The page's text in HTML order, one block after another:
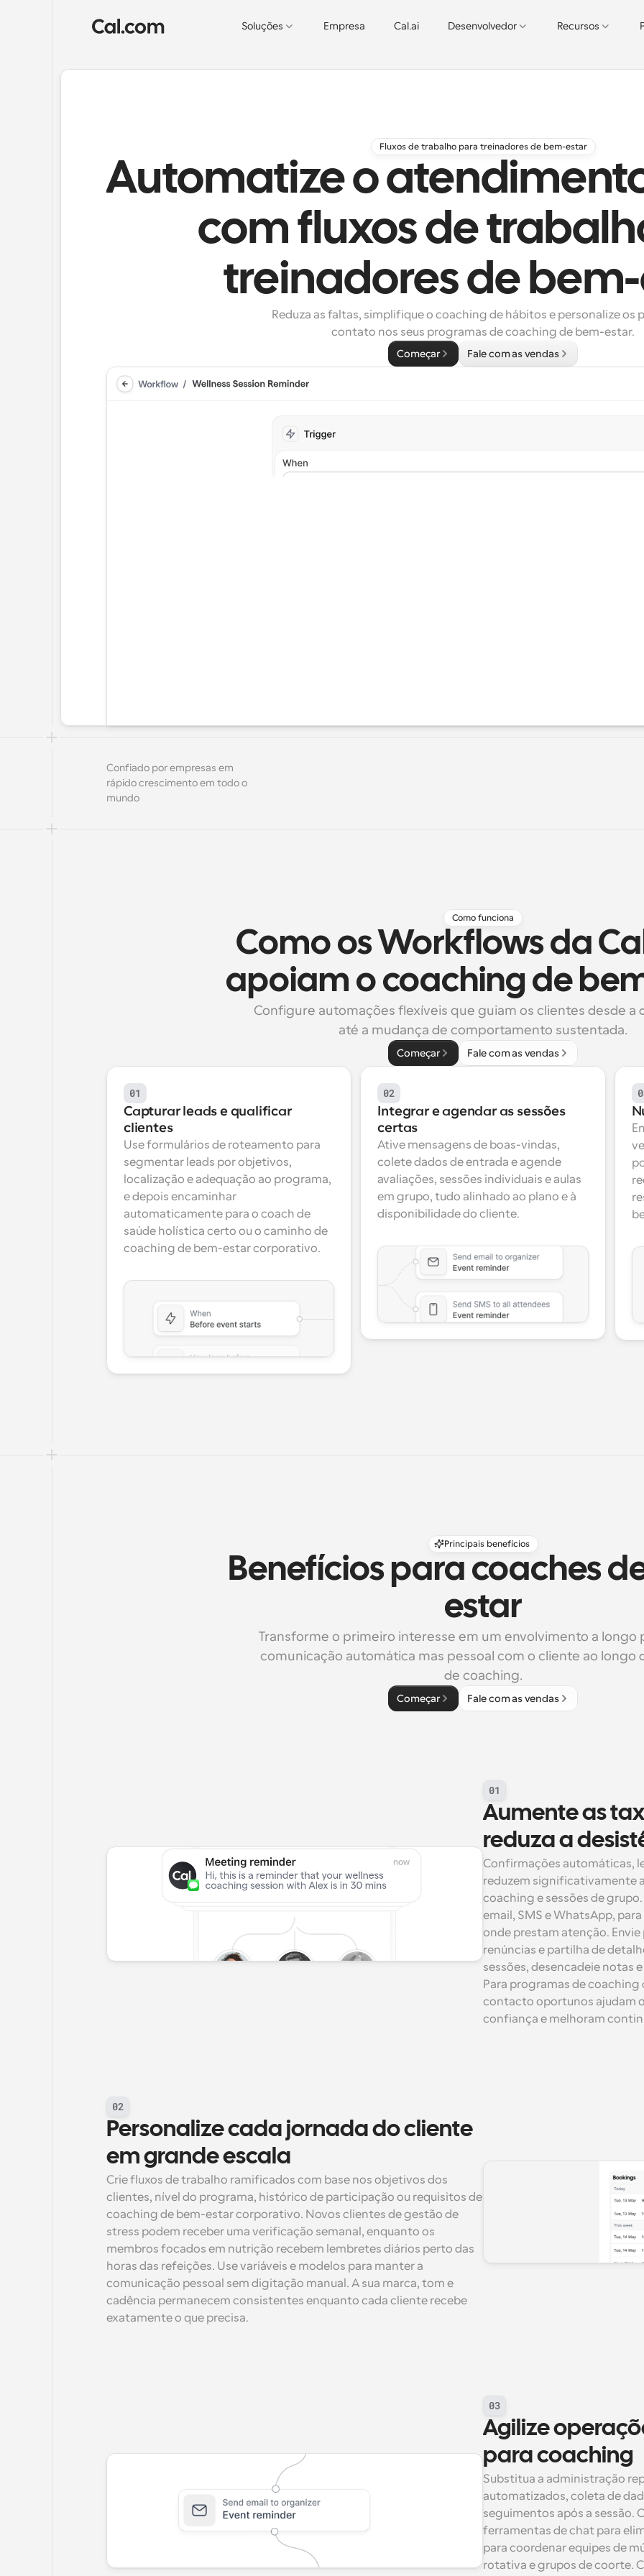
Soluções Empresa Cal.ai Desenvolvedor Recursos
Fluxos de trabalho para treinadores de bem-estar
Automatize o
com fluxos de
treinadores de
Reduza as faltas, simplifique o coaching de hábitos e personalize os
contato nos seus programas de coaching de bem-estar.
Começar Fale com as vendas
Confiado por empresas em
rápido crescimento em todo o
mundo
Como funciona
Como os Workflows da
apoiam o coaching de
Configure automações flexíveis que guiam os clientes desde a
até a mudança de comportamento sustentada.
Começar Fale com as vendas
01
Capturar leads e qualificar
clientes
Use formulários de roteamento para
segmentar leads por objetivos,
localização e adequação ao programa,
e depois encaminhar
automaticamente para o coach de
saúde holística certo ou o caminho de
coaching de bem-estar corporativo.
02
Integrar e agendar as sessões
certas
Ative mensagens de boas-vindas,
colete dados de entrada e agende
avaliações, sessões individuais e aulas
em grupo, tudo alinhado ao plano e à
disponibilidade do cliente.
Principais benefícios
Benefícios para coaches
estar
Transforme o primeiro interesse em um envolvimento a longo
comunicação automática mas pessoal com o cliente ao longo
de coaching.
Começar Fale com as vendas
01
Aumente as
reduza a
Confirmações automáticas,
reduzem significativamente
coaching e sessões de
email, SMS e WhatsApp,
onde prestam atenção.
renúncias e partilha de
sessões, desencadeie notas
Para programas de
contacto oportunos ajudam
confiança e melhoram
02
Personalize cada jornada do cliente
em grande escala
Crie fluxos de trabalho ramificados com base nos objetivos dos
clientes, nível do programa, histórico de participação ou requisitos de
coaching de bem-estar corporativo. Novos clientes de gestão de
stress podem receber uma verificação semanal, enquanto os
membros focados em nutrição recebem lembretes diários perto das
horas das refeições. Use variáveis e modelos para manter a
comunicação pessoal sem digitação manual. A sua marca, tom e
cadência permanecem consistentes enquanto cada cliente recebe
exatamente o que precisa.
03
Agilize
para coaching
Substitua a administração
automatizados, coleta de
seguimentos após a sessão.
ferramentas de chat para
para coordenar equipes de
rotativa e grupos de coorte.